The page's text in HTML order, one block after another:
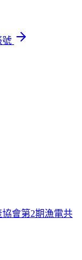
號
會第2期漁電共